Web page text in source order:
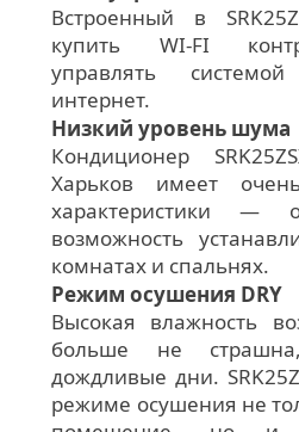
Встроенный в
купить WI-FI
управлять
интернет.
Низкий уровень шума
Кондиционер
Харьков имеет
характеристики —
возможность
комнатах и спальнях.
Режим осушения DRY
Высокая влажность
больше не
дождливые дни.
режиме осушения не